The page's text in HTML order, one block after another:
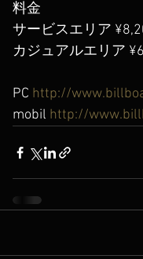
料金
サービスエリア
カジュアルエリア
PC http://
mobil http://